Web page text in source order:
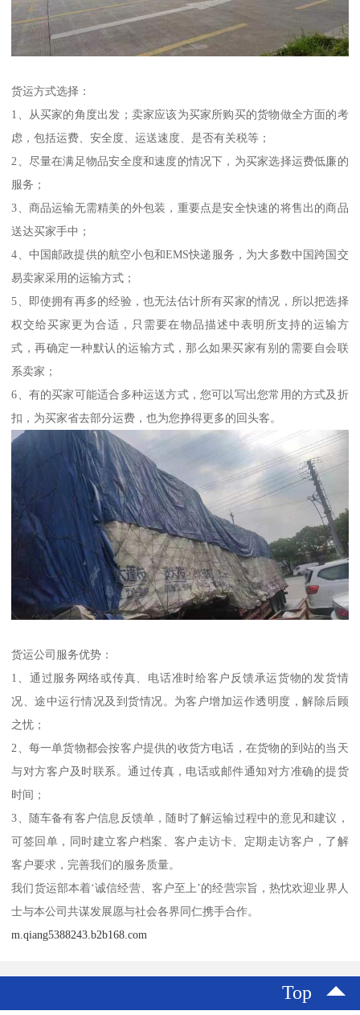
货运方式选择：
1、从买家的角度出发；卖家应该为买家所购买的货物做全方面的考
虑，包括运费、安全度、运送速度、是否有关税等；
2、尽量在满足物品安全度和速度的情况下，为买家选择运费低廉的
服务；
3、商品运输无需精美的外包装，重要点是安全快速的将售出的商品
送达买家手中；
4、中国邮政提供的航空小包和EMS快递服务，为大多数中国跨国交
易卖家采用的运输方式；
5、即使拥有再多的经验，也无法估计所有买家的情况，所以把选择
权交给买家更为合适，只需要在物品描述中表明所支持的运输方
式，再确定一种默认的运输方式，那么如果买家有别的需要自会联
系卖家；
6、有的买家可能适合多种运送方式，您可以写出您常用的方式及折
扣，为买家省去部分运费，也为您挣得更多的回头客。
货运公司服务优势：
1、通过服务网络或传真、电话准时给客户反馈承运货物的发货情
况、途中运行情况及到货情况。为客户增加运作透明度，解除后顾
之忧；
2、每一单货物都会按客户提供的收货方电话，在货物的到站的当天
与对方客户及时联系。通过传真，电话或邮件通知对方准确的提货
时间；
3、随车备有客户信息反馈单，随时了解运输过程中的意见和建议，
可签回单，同时建立客户档案、客户走访卡、定期走访客户，了解
客户要求，完善我们的服务质量。
我们货运部本着‘诚信经营、客户至上’的经营宗旨，热忱欢迎业界人
士与本公司共谋发展愿与社会各界同仁携手合作。
m.qiang5388243.b2b168.com
Top